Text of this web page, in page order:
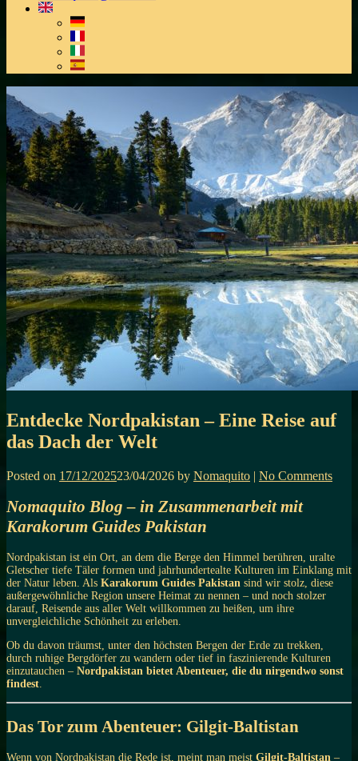
Entdecke Nordpakistan – Eine Reise auf
das Dach der Welt
Posted on 17/12/202523/04/2026 by Nomaquito | No Comments
Nomaquito Blog – in Zusammenarbeit mit
Karakorum Guides Pakistan
Nordpakistan ist ein Ort, an dem die Berge den Himmel berühren, uralte
Gletscher tiefe Täler formen und jahrhundertealte Kulturen im Einklang mit
der Natur leben. Als Karakorum Guides Pakistan sind wir stolz, diese
außergewöhnliche Region unsere Heimat zu nennen – und noch stolzer
darauf, Reisende aus aller Welt willkommen zu heißen, um ihre
unvergleichliche Schönheit zu erleben.
Ob du davon träumst, unter den höchsten Bergen der Erde zu trekken,
durch ruhige Bergdörfer zu wandern oder tief in faszinierende Kulturen
einzutauchen – Nordpakistan bietet Abenteuer, die du nirgendwo sonst
findest
Das Tor zum Abenteuer: Gilgit-Baltistan
Wenn von Nordpakistan die Rede ist, meint man meist Gilgit-Baltistan –